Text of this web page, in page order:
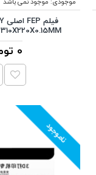
موجودی: موجود نمی باشد
310X220X0.15MM بسته پنج تایی
0 تومان
ناموجود